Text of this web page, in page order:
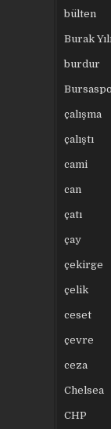
bülten
Burak
burdur
çalışma
çalıştı
cami
can
çatı
çay
çekirge
çelik
ceset
çevre
ceza
Chelsea
CHP